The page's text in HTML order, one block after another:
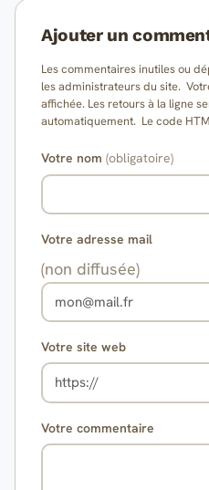
Ajouter un
Les commentaires inutiles ou
les administrateurs du site.
affichée. Les retours à la ligne
automatiquement. Le code
Votre nom (obligatoire)
Votre adresse mail
(non diffusée)
Votre site web
Votre commentaire